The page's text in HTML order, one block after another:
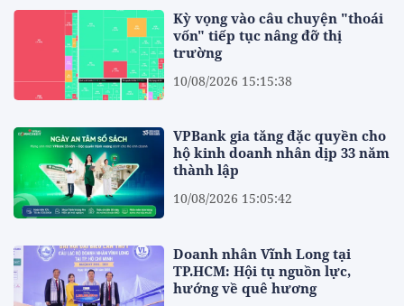
Kỳ vọng vào câu chuyện "thoái
vốn" tiếp tục nâng đỡ thị
trường
10/08/2026 15:15:38
VPBank gia tăng đặc quyền cho
hộ kinh doanh nhân dịp 33 năm
thành lập
10/08/2026 15:05:42
Doanh nhân Vĩnh Long tại
TP.HCM: Hội tụ nguồn lực,
hướng về quê hương